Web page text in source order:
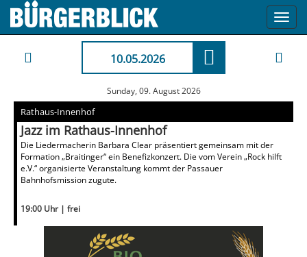
10.05.2026
Sunday, 09. August 2026
Rathaus-Innenhof
Jazz im Rathaus-Innenhof
Die Liedermacherin Barbara Clear präsentiert gemeinsam mit der
Formation „Braitinger“ ein Benefizkonzert. Die vom Verein „Rock hilft
e.V.“ organisierte Veranstaltung kommt der Passauer
Bahnhofsmission zugute.
19:00 Uhr | frei